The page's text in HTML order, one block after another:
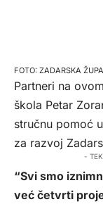
ZADARSKA
Partneri na
škola Petar
stručnu pomoć
za razvoj
-
“Svi smo
već četvrti